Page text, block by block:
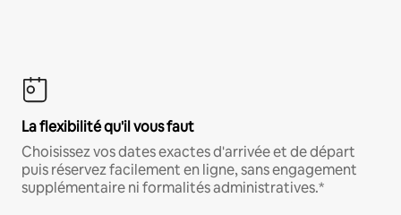
La flexibilité qu'il vous faut
Choisissez vos dates exactes d'arrivée et de départ
puis réservez facilement en ligne, sans engagement
supplémentaire ni formalités administratives.*